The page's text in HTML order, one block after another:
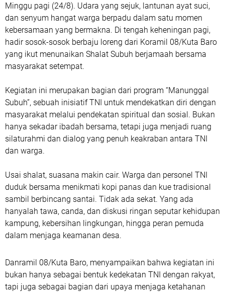
Minggu pagi (24/8). Udara yang sejuk, lantunan ayat suci,
dan senyum hangat warga berpadu dalam satu momen
kebersamaan yang bermakna. Di tengah keheningan pagi,
hadir sosok-sosok berbaju loreng dari Koramil 08/Kuta Baro
yang ikut menunaikan Shalat Subuh berjamaah bersama
masyarakat setempat.
Kegiatan ini merupakan bagian dari program “Manunggal
Subuh”, sebuah inisiatif TNI untuk mendekatkan diri dengan
masyarakat melalui pendekatan spiritual dan sosial. Bukan
hanya sekadar ibadah bersama, tetapi juga menjadi ruang
silaturahmi dan dialog yang penuh keakraban antara TNI
dan warga.
Usai shalat, suasana makin cair. Warga dan personel TNI
duduk bersama menikmati kopi panas dan kue tradisional
sambil berbincang santai. Tidak ada sekat. Yang ada
hanyalah tawa, canda, dan diskusi ringan seputar kehidupan
kampung, kebersihan lingkungan, hingga peran pemuda
dalam menjaga keamanan desa.
Danramil 08/Kuta Baro, menyampaikan bahwa kegiatan ini
bukan hanya sebagai bentuk kedekatan TNI dengan rakyat,
tapi juga sebagai bagian dari upaya menjaga ketahanan